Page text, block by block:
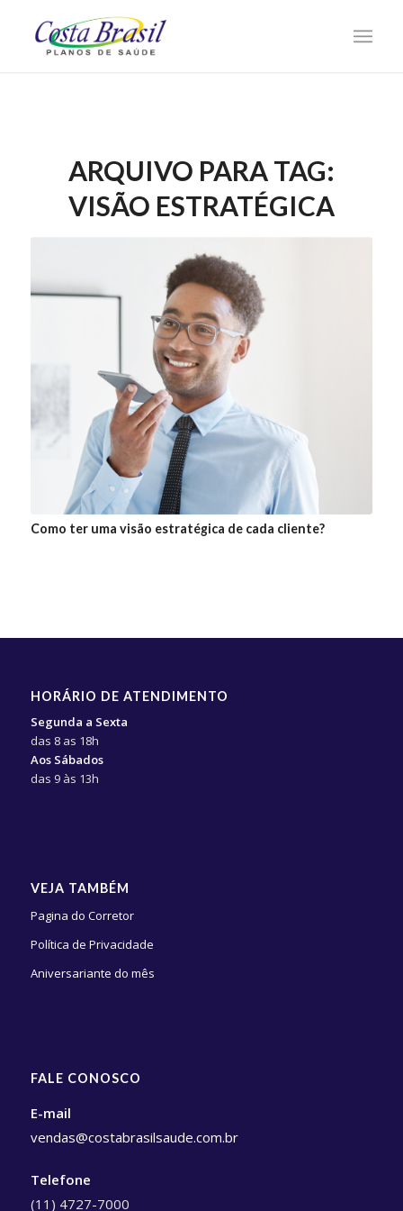
ARQUIVO PARA TAG:
VISÃO ESTRATÉGICA
Como ter uma visão estratégica de cada cliente?
HORÁRIO DE ATENDIMENTO
Segunda a Sexta
das 8 as 18h
Aos Sábados
das 9 às 13h
VEJA TAMBÉM
Pagina do Corretor
Política de Privacidade
Aniversariante do mês
FALE CONOSCO
E-mail
vendas@costabrasilsaude.com.br
Telefone
(11) 4727-7000